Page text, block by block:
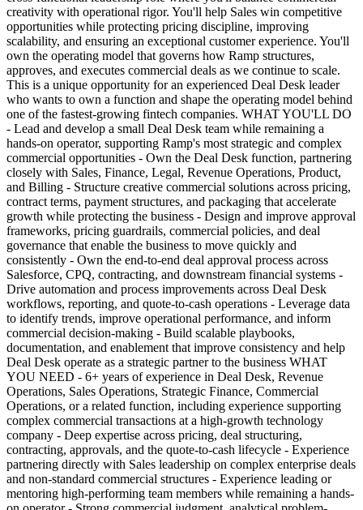
creativity with operational rigor. You'll help Sales win competitive
opportunities while protecting pricing discipline, improving
scalability, and ensuring an exceptional customer experience. You'll
own the operating model that governs how Ramp structures,
approves, and executes commercial deals as we continue to scale.
This is a unique opportunity for an experienced Deal Desk leader
who wants to own a function and shape the operating model behind
one of the fastest-growing fintech companies. WHAT YOU'LL DO
- Lead and develop a small Deal Desk team while remaining a
hands-on operator, supporting Ramp's most strategic and complex
commercial opportunities - Own the Deal Desk function, partnering
closely with Sales, Finance, Legal, Revenue Operations, Product,
and Billing - Structure creative commercial solutions across pricing,
contract terms, payment structures, and packaging that accelerate
growth while protecting the business - Design and improve approval
frameworks, pricing guardrails, commercial policies, and deal
governance that enable the business to move quickly and
consistently - Own the end-to-end deal approval process across
Salesforce, CPQ, contracting, and downstream financial systems -
Drive automation and process improvements across Deal Desk
workflows, reporting, and quote-to-cash operations - Leverage data
to identify trends, improve operational performance, and inform
commercial decision-making - Build scalable playbooks,
documentation, and enablement that improve consistency and help
Deal Desk operate as a strategic partner to the business WHAT
YOU NEED - 6+ years of experience in Deal Desk, Revenue
Operations, Sales Operations, Strategic Finance, Commercial
Operations, or a related function, including experience supporting
complex commercial transactions at a high-growth technology
company - Deep expertise across pricing, deal structuring,
contracting, approvals, and the quote-to-cash lifecycle - Experience
partnering directly with Sales leadership on complex enterprise deals
and non-standard commercial structures - Experience leading or
mentoring high-performing team members while remaining a hands-